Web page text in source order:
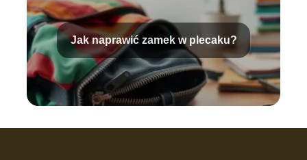
Jak naprawić zamek w plecaku?